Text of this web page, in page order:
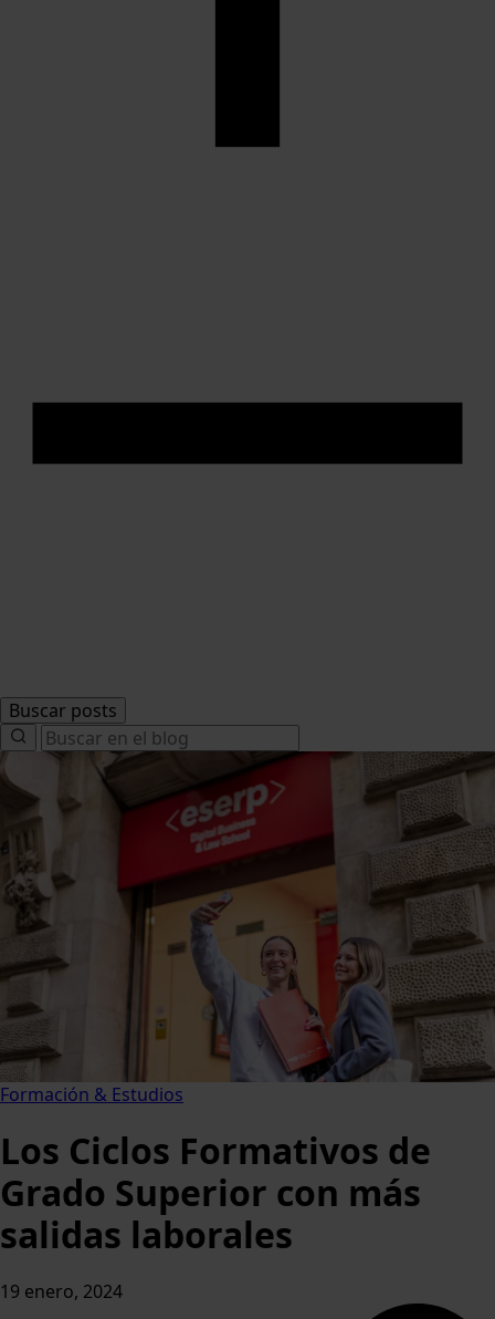
Buscar posts
Search
for:
Formación & Estudios
Los Ciclos Formativos de
Grado Superior con más
salidas laborales
19 enero, 2024